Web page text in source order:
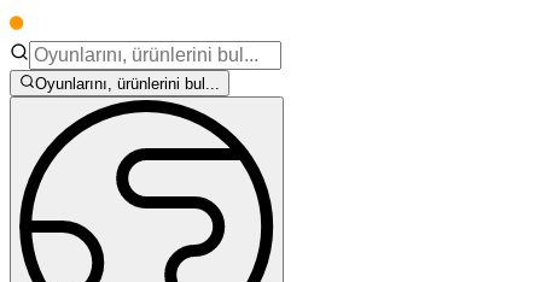
Oyunlarını, ürünlerini bul...